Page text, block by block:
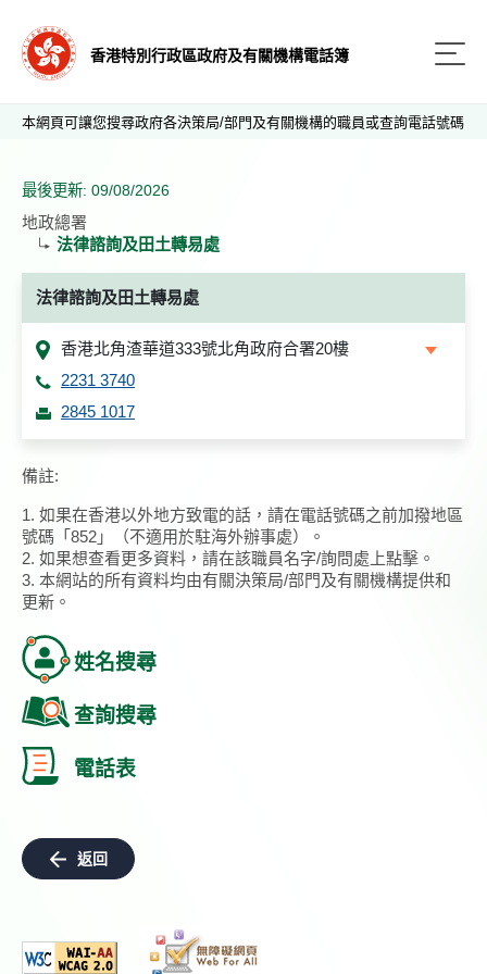
香港特別行政區政府及有關機構電話簿
本網頁可讓您搜尋政府各決策局/部門及有關機構的職員或查詢電話號碼
最後更新: 09/08/2026
地政總署
法律諮詢及田土轉易處
法律諮詢及田土轉易處
香港北角渣華道333號北角政府合署20樓
2231 3740
2845 1017
備註:
1. 如果在香港以外地方致電的話，請在電話號碼之前加撥地區
號碼「852」（不適用於駐海外辦事處）。
2. 如果想查看更多資料，請在該職員名字/詢問處上點擊。
3. 本網站的所有資料均由有關決策局/部門及有關機構提供和
更新。
姓名搜尋
查詢搜尋
電話表
返回